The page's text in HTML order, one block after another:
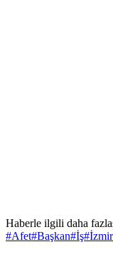
Haberle ilgili daha
#Afet#Başkan#İş#İzmir